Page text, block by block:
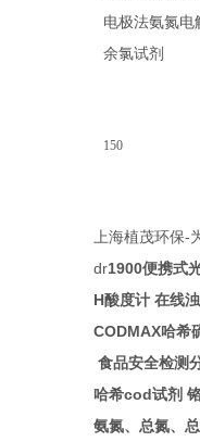
电极法氨氮电
余氯试剂
150
上海植茂环保-
dr1900便携式
H酸度计 在线
CODMAX哈希
食品安全检测
哈希cod试剂
氨氮、总氮、